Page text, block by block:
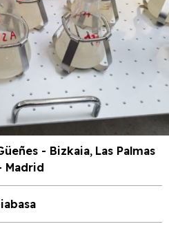
- Bizkaia, Las Palmas
Madrid